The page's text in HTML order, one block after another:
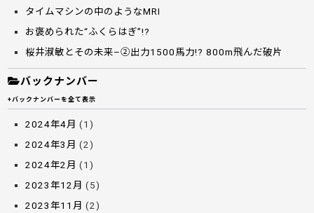
タイムマシンの中のようなMRI
お褒められた“ふくらはぎ”!?
桜井淑敏とその未来–②出力1500馬力!? 800m飛んだ破片
バックナンバー
+バックナンバーを全て表示
2024年4月 (1)
2024年3月 (2)
2024年2月 (1)
2023年12月 (5)
2023年11月 (2)